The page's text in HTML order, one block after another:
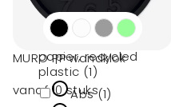
Kurk (1)
Gelamineerd
papier, recycled
plastic (1)
Abs (1)
MURO PP wandklok
vanaf 10 stuks